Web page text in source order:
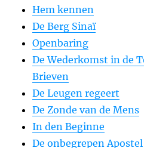
Hem kennen
De Berg Sinaï
Openbaring
De Wederkomst in de
Brieven
De Leugen regeert
De Zonde van de Mens
In den Beginne
De onbegrepen